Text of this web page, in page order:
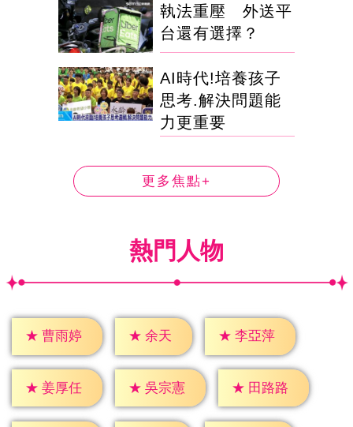
執法重壓 外送平
台還有選擇？
AI時代!培養孩子
思考.解決問題能
力更重要
更多焦點+
熱門人物
★ 曹雨婷 ★ 余天 ★ 李亞萍
★ 姜厚任 ★ 吳宗憲 ★ 田路路